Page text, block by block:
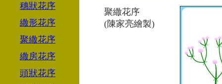
聚繖花序
(陳家亮繪製)
穗狀花序
繖形花序
聚繖花序
繖房花序
頭狀花序